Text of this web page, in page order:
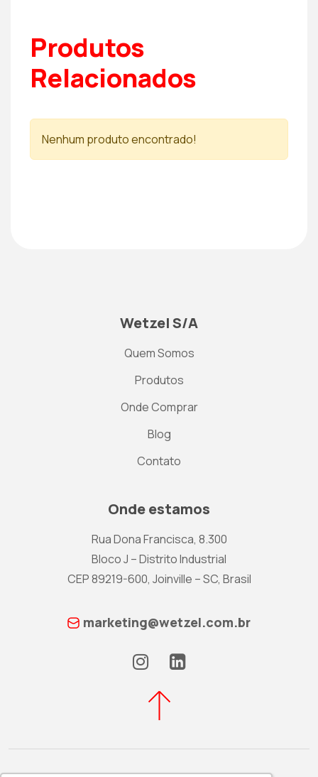
Produtos
Relacionados
Nenhum produto encontrado!
Wetzel S/A
Quem Somos
Produtos
Onde Comprar
Blog
Contato
Onde estamos
Rua Dona Francisca, 8.300
Bloco J – Distrito Industrial
CEP 89219-600, Joinville – SC, Brasil
marketing@wetzel.com.br